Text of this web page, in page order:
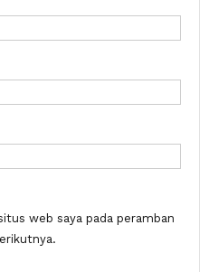
web saya pada peramban